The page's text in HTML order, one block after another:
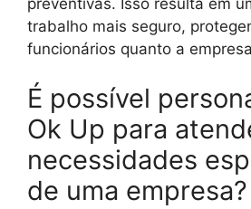
trabalho mais seguro,
funcionários quanto a
É possível
Ok Up para
necessidades
de uma empresa?